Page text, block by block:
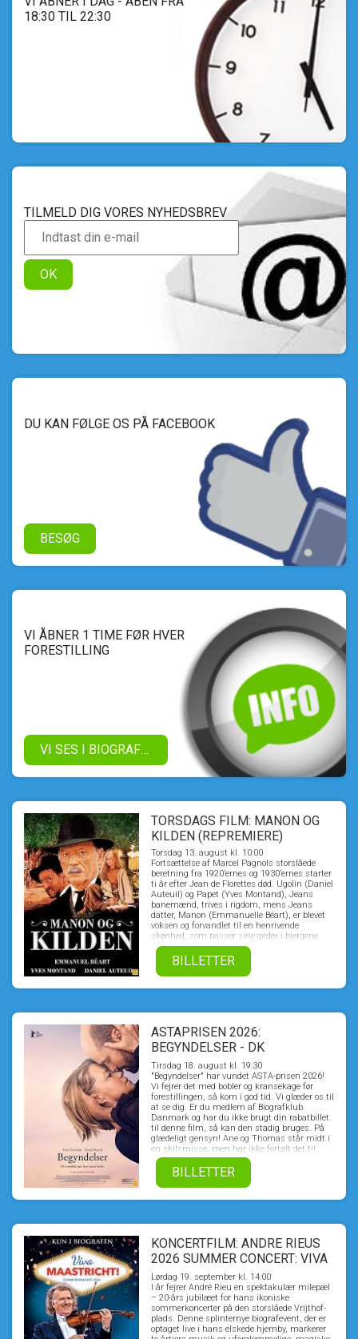
18:30 TIL 22:30
TILMELD DIG VORES NYHEDSBREV
OK
DU KAN FØLGE OS PÅ FACEBOOK
BESØG
VI ÅBNER 1 TIME FØR HVER
FORESTILLING
VI SES I BIOGRAFEN!
TORSDAGS FILM: MANON OG
KILDEN (REPREMIERE)
Torsdag 13. august kl. 10:00
Fortsættelse af Marcel Pagnols storslåede
beretning fra 1920’ernes og 1930’ernes starter
ti år efter Jean de Florettes død. Ugolin (Daniel
Auteuil) og Papet (Yves Montand), Jeans
banemænd, trives i rigdom, mens Jeans
datter, Manon (Emmanuelle Béart), er blevet
voksen og forvandlet til en henrivende
skønhed, som passer sine geder i bjergene.
Blot synet af hende kan gøre en mand besat,
og det er, hvad der sker for Ugolin, da han ser
hende bade nøgen i en bjergsø. Men Manon
afslører hans og Papets forbrydelse og
iscenesætter en djævelsk hævn, som ikke blot
hemmelighed som chokerer alle. Ikke mindst
Manon selv.
BILLETTER
ASTAPRISEN 2026:
BEGYNDELSER - DK
UNDERTEKSTER
Tirsdag 18. august kl. 19:30
"Begyndelser" har vundet ASTA-prisen 2026!
Vi fejrer det med bobler og kransekage før
forestillingen, så kom i god tid. Vi glæder os til
at se dig. Er du medlem af Biografklub
Danmark og har du ikke brugt din rabatbillet
til denne film, så kan den stadig bruges. På
glædeligt gensyn! Ane og Thomas står midt i
en skilsmisse, men har ikke fortalt det til
børnene endnu. Thomas er lige ved at flytte
sammen med sin nye kæreste, da Ane
pludselig rammes af en livsændrende
blodprop. De beslutter at blive boende
sammen, indtil Ane får det bedre, og mens
sit gamle jeg, må de begge se en ny
ingen forventede at finde det. BEGYNDELSER
er et livsbekræftende og rørende
kærlighedsdrama om, hvad der sker i en
familie og i et parforhold, når livsbanen for et
af medlemmerne pludselig ændres.
BILLETTER
KONCERTFILM: ANDRE RIEUS
2026 SUMMER CONCERT: VIVA
MAASTRICHT!
Lørdag 19. september kl. 14:00
I år fejrer André Rieu en spektakulær milepæl
– 20-års jubilæet for hans ikoniske
sommerkoncerter på den storslåede Vrijthof-
plads. Denne splinternye biografevent, der er
optaget live i hans elskede hjemby, markerer